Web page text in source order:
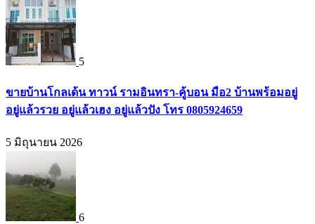
5
ขายบ้านโกลเด้น ทาวน์ รามอินทรา-คู้บอน มือ2 บ้านพร้อมอยู่
อยู่แล้วรวย อยู่แล้วเฮง อยู่แล้วปัง โทร 0805924659
5 มิถุนายน 2026
6